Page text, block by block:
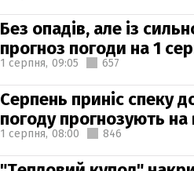
Без опадів, але із
прогноз погоди на 1
1 серпня, 09:05 657
Серпень приніс спеку
погоду прогнозують на
1 серпня, 08:00 846